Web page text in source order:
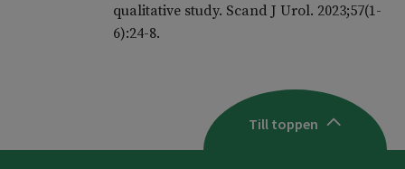
qualitative study. Scand J Urol. 2023;57(1-
6):24-8.
Till toppen